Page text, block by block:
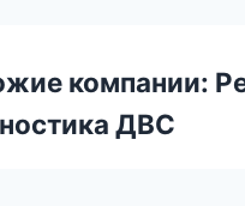
компании:
ДВС